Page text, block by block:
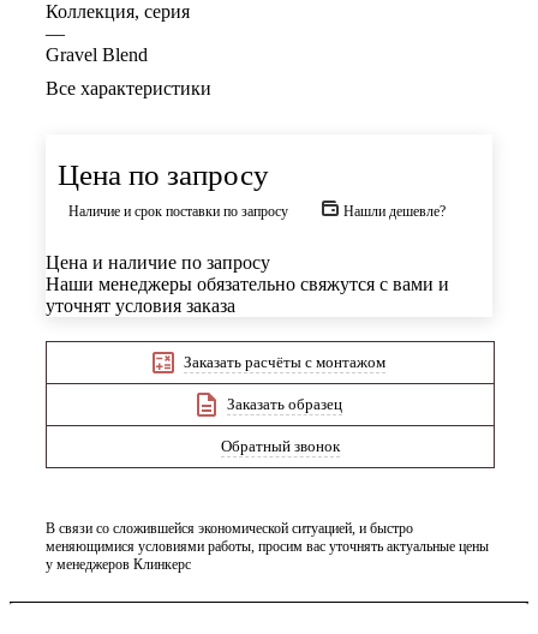
Коллекция, серия
—
Gravel Blend
Все характеристики
Цена по запросу
Наличие и срок поставки по запросу Нашли дешевле?
Цена и наличие по запросу
Наши менеджеры обязательно свяжутся с вами и
уточнят условия заказа
Заказать расчёты с монтажом
Заказать образец
Обратный звонок
В связи со сложившейся экономической ситуацией, и быстро
меняющимися условиями работы, просим вас уточнять актуальные цены
у менеджеров Клинкерс